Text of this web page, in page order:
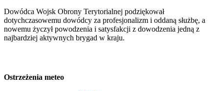
Dowódca Wojsk Obrony Terytorialnej podziękował
dotychczasowemu dowódcy za profesjonalizm i oddaną służbę, a
nowemu życzył powodzenia i satysfakcji z dowodzenia jedną z
najbardziej aktywnych brygad w kraju.
Ostrzeżenia meteo